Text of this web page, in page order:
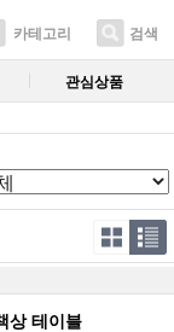
카테고리 검색
관심상품
상 테이블